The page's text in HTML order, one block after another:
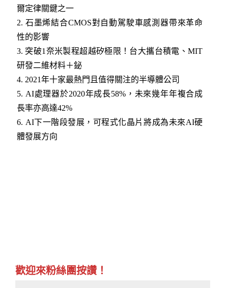
爾定律關鍵之一
2. 石墨烯結合CMOS對自動駕駛車感測器帶來革命
性的影響
3.突破1奈米製程超越矽極限！台大攜台積電、MIT
研發二維材料＋鉍
4. 2021年十家最熱門且值得關注的半導體公司
5. AI處理器於2020年成長58%，未來幾年年複合成
長率亦高達42%
6. AI下一階段發展，可程式化晶片將成為未來AI硬
體發展方向
歡迎來粉絲團按讚！